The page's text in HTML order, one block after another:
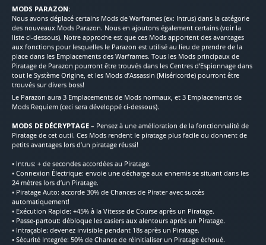
MODS PARAZON:
Nous avons déplacé certains Mods de Warframes (ex: Intrus) dans la catégorie
des nouveaux Mods Parazon. Nous en ajoutons également certains (voir la
liste ci-dessous). Notre approche est que ces Mods apportent des avantages
aux fonctions pour lesquelles le Parazon est utilisé au lieu de prendre de la
place dans les Emplacements des Warframes. Tous les Mods principaux de
Piratage de Parazon pourront être trouvés dans les Centres d’Espionnage dans
tout le Système Origine, et les Mods d’Assassin (Miséricorde) pourront être
trouvés sur divers boss!
Le Parazon aura 3 Emplacements de Mods normaux, et 3 Emplacements de
Mods Requiem (ceci sera développé ci-dessous).
MODS DE DÉCRYPTAGE – Pensez à une amélioration de la fonctionnalité de
Piratage de cet outil. Ces Mods rendent le piratage plus facile ou donnent de
petits avantages lors d’un piratage réussi!
• Intrus: + de secondes accordées au Piratage.
• Connexion Électrique: envoie une décharge aux ennemis se situant dans les
24 mètres lors d’un Piratage.
• Piratage Auto: accorde 30% de Chances de Pirater avec succès
automatiquement!
• Exécution Rapide: +45% à la Vitesse de Course après un Piratage.
• Passe-partout: débloque les casiers aux alentours après un Piratage.
• Intraçable: devenez invisible pendant 18s après un Piratage.
• Sécurité Integrée: 50% de Chance de réinitialiser un Piratage échoué.